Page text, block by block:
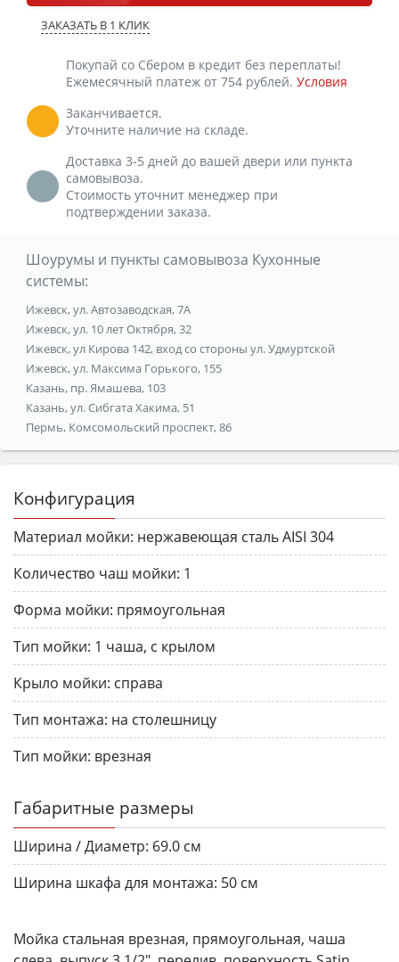
ЗАКАЗАТЬ В 1 КЛИК
Покупай со Сбером в кредит без переплаты!
Ежемесячный платеж от 754 рублей. Условия
Заканчивается.
Уточните наличие на складе.
Доставка 3-5 дней до вашей двери или пункта
самовывоза.
Стоимость уточнит менеджер при
подтверждении заказа.
Шоурумы и пункты самовывоза Кухонные
системы:
Ижевск, ул. Автозаводская, 7А
Ижевск, ул. 10 лет Октября, 32
Ижевск, ул Кирова 142, вход со стороны ул. Удмуртской
Ижевск, ул. Максима Горького, 155
Казань, пр. Ямашева, 103
Казань, ул. Сибгата Хакима, 51
Пермь, Комсомольский проспект, 86
Конфигурация
Материал мойки: нержавеющая сталь AISI 304
Количество чаш мойки: 1
Форма мойки: прямоугольная
Тип мойки: 1 чаша, с крылом
Крыло мойки: справа
Тип монтажа: на столешницу
Тип мойки: врезная
Габаритные размеры
Ширина / Диаметр: 69.0 см
Ширина шкафа для монтажа: 50 см
Мойка стальная врезная, прямоугольная, чаша